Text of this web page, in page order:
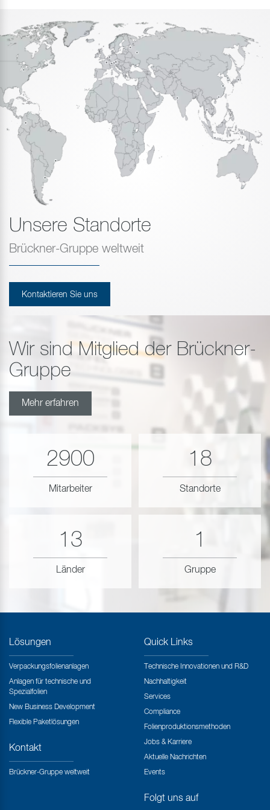
Unsere Standorte
Brückner-Gruppe weltweit
Kontaktieren Sie uns
Wir sind Mitglied der Brückner-
Gruppe
Mehr erfahren
2900
Mitarbeiter
18
Standorte
13
Länder
1
Gruppe
Lösungen
Verpackungsfolienanlagen
Anlagen für technische und
Spezialfolien
New Business Development
Flexible Paketlösungen
Kontakt
Brückner-Gruppe weltweit
Quick Links
Technische Innovationen und R&D
Nachhaltigkeit
Services
Compliance
Folienproduktionsmethoden
Jobs & Karriere
Aktuelle Nachrichten
Events
Folgt uns auf